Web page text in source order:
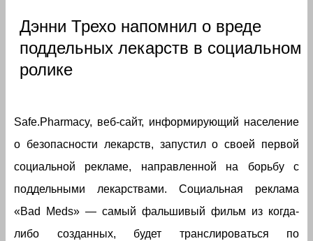
Дэнни Трехо напомнил о вреде
поддельных лекарств в социальном
ролике
Safe.Pharmacy, веб-сайт, информирующий население
о безопасности лекарств, запустил о своей первой
социальной рекламе, направленной на борьбу с
поддельными лекарствами. Социальная реклама
«Bad Meds» — самый фальшивый фильм из когда-
либо созданных, будет транслироваться по